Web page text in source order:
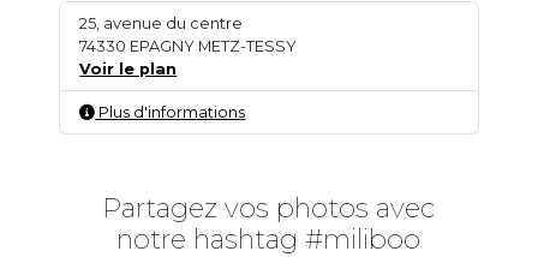
25, avenue du centre
74330 EPAGNY METZ-TESSY
Voir le plan
Plus d'informations
Partagez vos photos avec
notre hashtag #miliboo